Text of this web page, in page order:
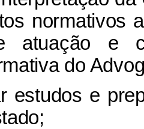
normativos
atuação e
do
estudos e